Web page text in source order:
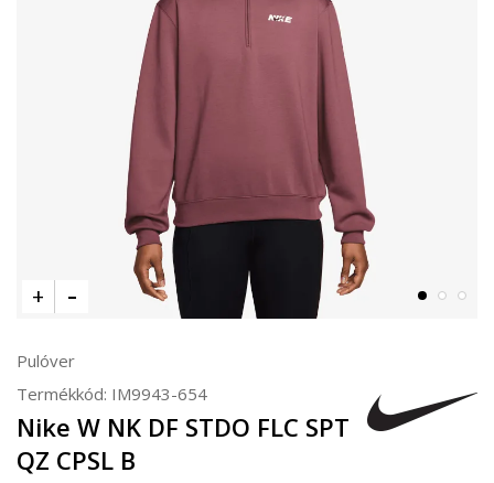
Pulóver
Termékkód: IM9943-654
Nike W NK DF STDO FLC SPT
QZ CPSL B